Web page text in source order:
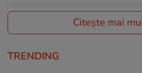
Citește mai
TRENDING